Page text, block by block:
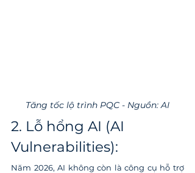
Tăng tốc lộ trình PQC - Nguồn: AI
2. Lỗ hổng AI (AI
Vulnerabilities):
Năm 2026, AI không còn là công cụ hỗ trợ